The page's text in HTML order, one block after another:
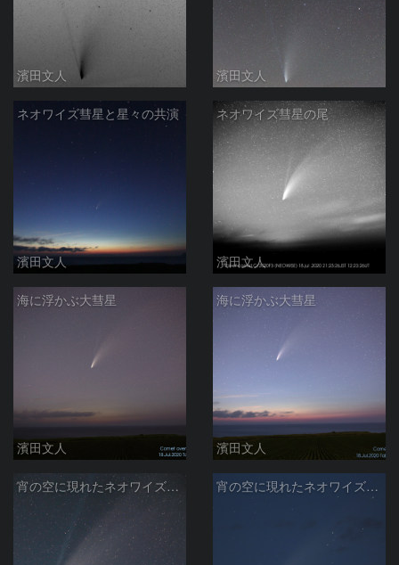
濱田文人 濱田文人
ネオワイズ彗星と星々の共演
濱田文人
ネオワイズ彗星の尾
濱田文人
海に浮かぶ大彗星
濱田文人
海に浮かぶ大彗星
濱田文人
宵の空に現れたネオワイズ彗星 宵の空に現れたネオワイズ彗星